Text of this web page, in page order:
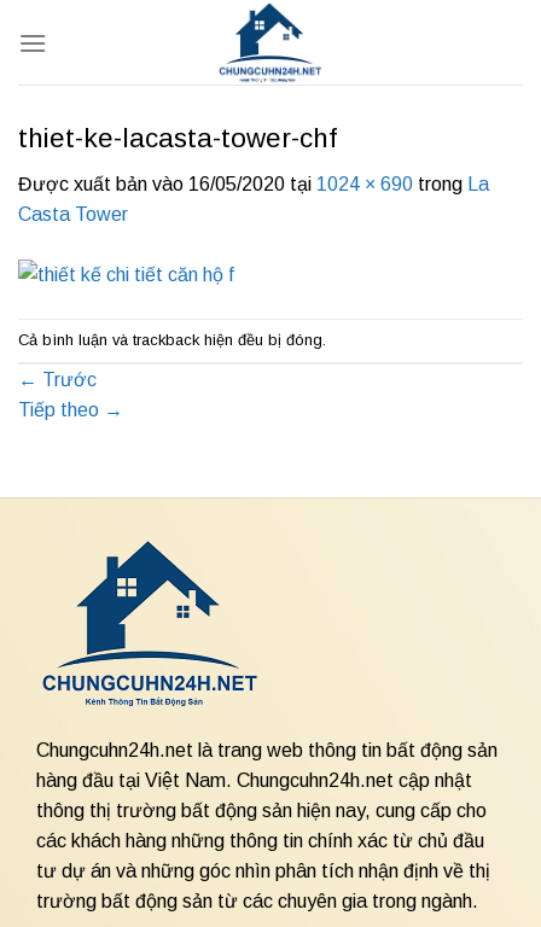
qua
thiet-ke-lacasta-tower-chf
Được xuất bản vào 16/05/2020 tại 1024 × 690 trong
La
Casta Tower
Cả bình luận và trackback hiện đều bị đóng.
← Trước
Tiếp theo →
Chungcuhn24h.net là trang web thông tin bất động sản
hàng đầu tại Việt Nam. Chungcuhn24h.net cập nhật
thông thị trường bất động sản hiện nay, cung cấp cho
các khách hàng những thông tin chính xác từ chủ đầu
tư dự án và những góc nhìn phân tích nhận định về thị
trường bất động sản từ các chuyên gia trong ngành.